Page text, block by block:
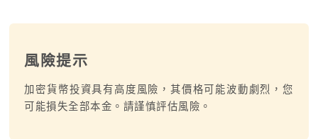
風險提示
加密貨幣投資具有高度風險，其價格可能波動劇烈，您
可能損失全部本金。請謹慎評估風險。